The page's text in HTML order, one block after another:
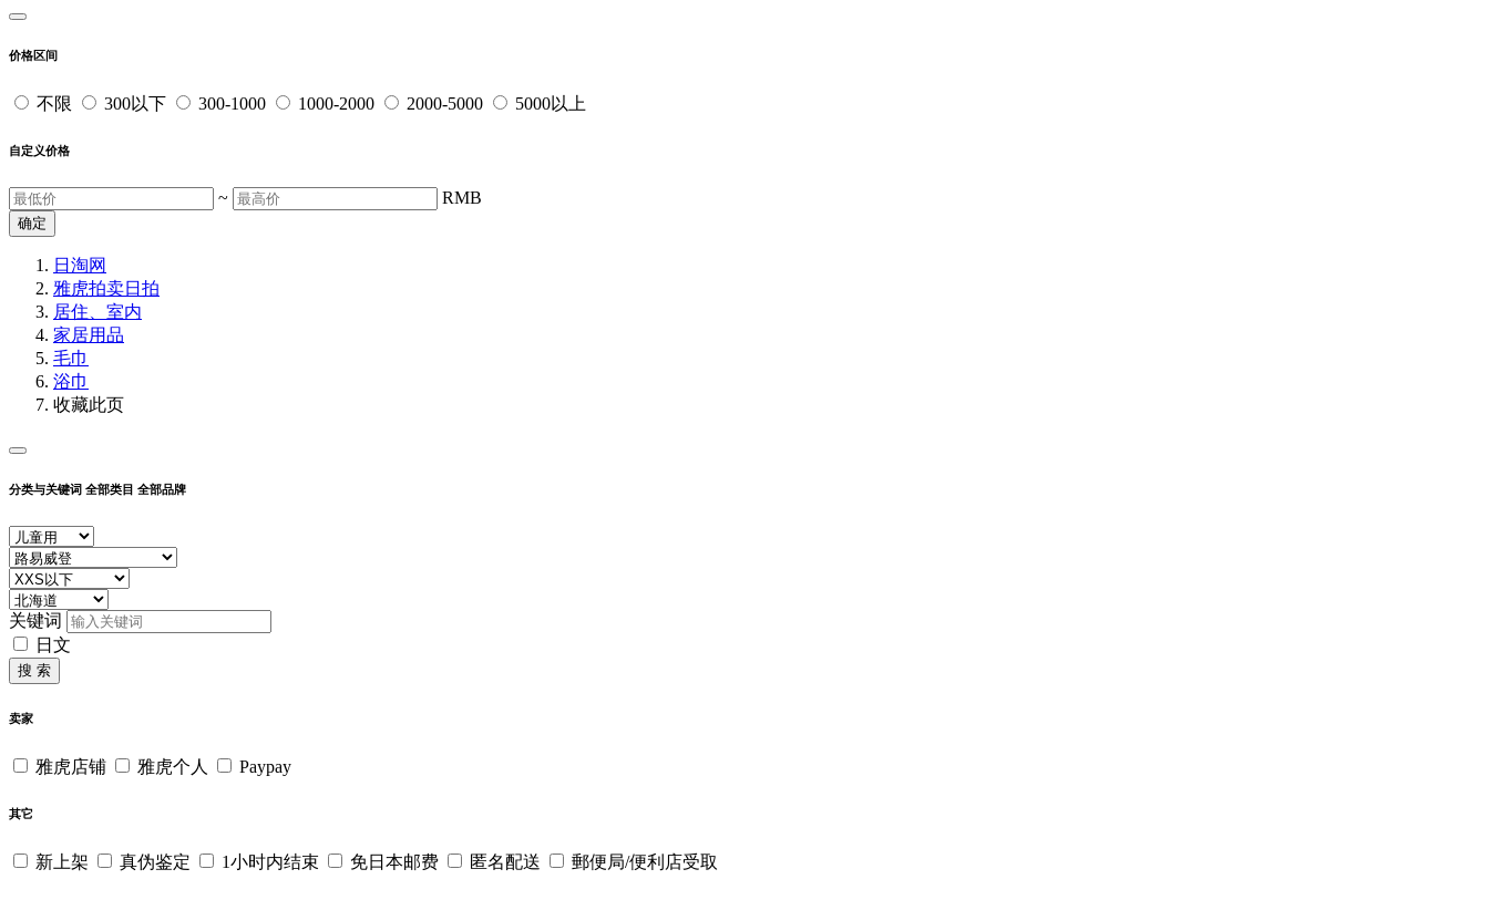
价格区间
不限 300以下 300-1000 1000-2000 2000-5000 5000以上
自定义价格
~ RMB
确定
日淘网
雅虎拍卖日拍
居住、室内
家居用品
毛巾
浴巾
收藏此页
分类与关键词 全部类目 全部品牌
关键词
日文
搜 索
卖家
雅虎店铺 雅虎个人 Paypay
其它
新上架 真伪鉴定 1小时内结束 免日本邮费 匿名配送 郵便局/便利店受取